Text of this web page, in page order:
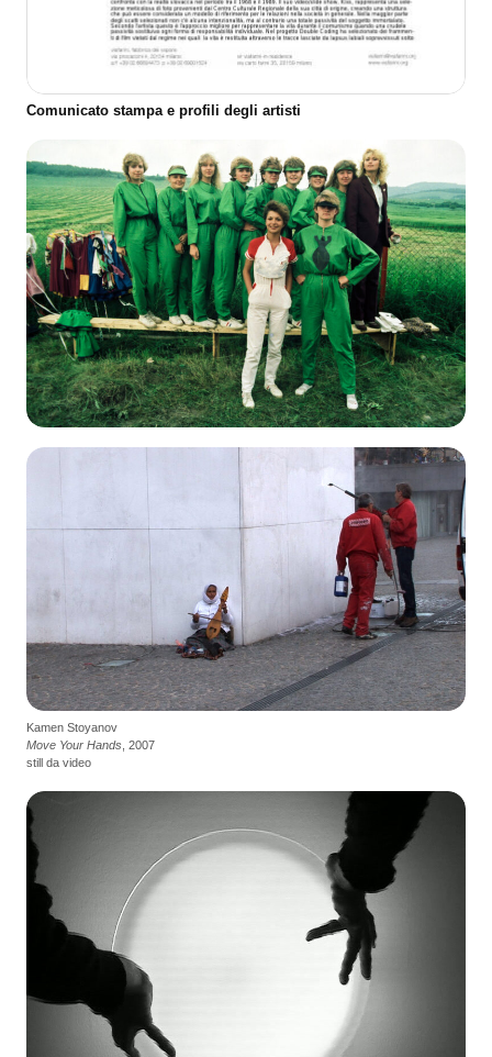
Comunicato stampa e profili degli artisti
Kamen Stoyanov
Move Your Hands , 2007
still da video